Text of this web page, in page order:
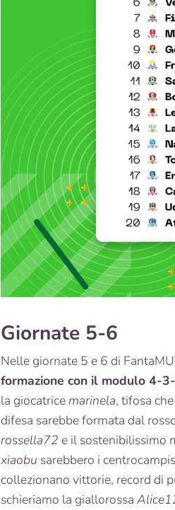
Giornate 5-6
Nelle giornate 5 e 6 di
formazione con il modulo 4-
la giocatrice marinela, tifosa
difesa sarebbe formata dal
rossella72 e il sostenibilissimo
xiaobu sarebbero i
collezionano vittorie, record di
schieriamo la giallorossa